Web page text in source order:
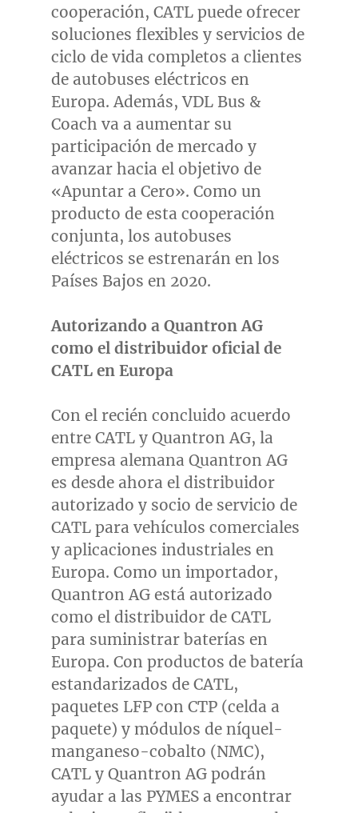
cooperación, CATL puede ofrecer
soluciones flexibles y servicios de
ciclo de vida completos a clientes
de autobuses eléctricos en
Europa. Además, VDL Bus &
Coach va a aumentar su
participación de mercado y
avanzar hacia el objetivo de
«Apuntar a Cero». Como un
producto de esta cooperación
conjunta, los autobuses
eléctricos se estrenarán en los
Países Bajos en 2020.
Autorizando a Quantron AG
como el distribuidor oficial de
CATL en Europa
Con el recién concluido acuerdo
entre CATL y Quantron AG, la
empresa alemana Quantron AG
es desde ahora el distribuidor
autorizado y socio de servicio de
CATL para vehículos comerciales
y aplicaciones industriales en
Europa. Como un importador,
Quantron AG está autorizado
como el distribuidor de CATL
para suministrar baterías en
Europa. Con productos de batería
estandarizados de CATL,
paquetes LFP con CTP (celda a
paquete) y módulos de níquel-
manganeso-cobalto (NMC),
CATL y Quantron AG podrán
ayudar a las PYMES a encontrar